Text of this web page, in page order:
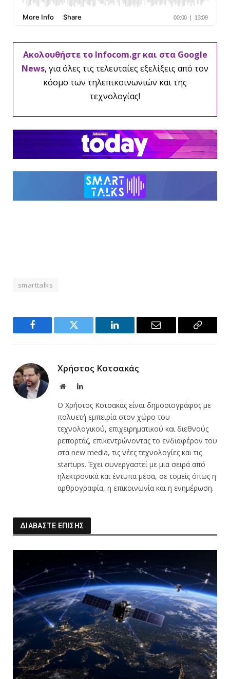
Ακολουθήστε το Infocom.gr και στα Google
News, για όλες τις τελευταίες εξελίξεις από τον
κόσμο των τηλεπικοινωνιών και της
τεχνολογίας!
smarttalks
Facebook Twitter LinkedIn Email
Copy
Χρήστος Κοτσακάς
WebsiteLinkedIn
Ο Χρήστος Κοτσακάς είναι δημοσιογράφος με
πολυετή εμπειρία στον χώρο του
τεχνολογικού, επιχειρηματικού και διεθνούς
ρεπορτάζ, επικεντρώνοντας το ενδιαφέρον του
στα new media, τις νέες τεχνολογίες και τις
startups. Έχει συνεργαστεί με μια σειρά από
ηλεκτρονικά και έντυπα μέσα, σε τομείς όπως η
αρθρογραφία, η επικοινωνία και η ενημέρωση.
ΔΙΑΒΑΣΤΕ ΕΠΙΣΗΣ